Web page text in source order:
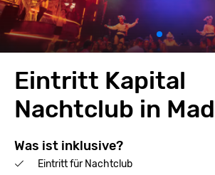
Eintritt Kapital
Nachtclub in
Was ist inklusive?
Eintritt für Nachtclub